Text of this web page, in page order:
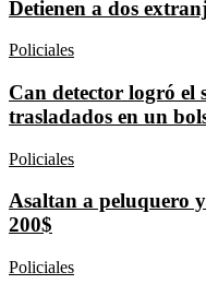
Detienen a dos
Policiales
Can detector logró el
trasladados en un
Policiales
Asaltan a peluquero
200$
Policiales